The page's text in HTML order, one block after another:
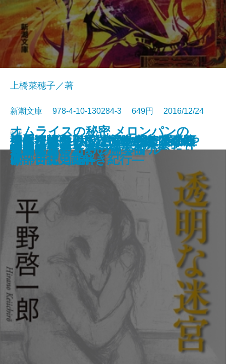
生れて来た以上は、生きねばなら
ぬ―漱石珠玉の言葉―
オムライスの秘密 メロンパンの
謎―人気メニュー誕生ものがたり
―
発掘狂騒史―「岩宿」から「神の
手」まで―
盲目的な恋と友情
少年探偵団―私立探偵 明智小五郎
―
銀婚式
眠れなくなる 夢十夜
芥川症
悟浄出立
炎路を行く者―守り人作品集―
上橋菜穂子／著
新潮文庫 978-4-10-130284-3 649円 2016/12/24
文庫
透明な迷宮
トワイライト・シャッフル
貘の檻
女王のポーカー
泣くなブタカン！～池谷美咲の演
劇部日誌～
消えた海洋王国 吉備物部一族の正
体―古代史謎解き紀行―
吾輩も猫である
身体巡礼―ドイツ・オーストリ
ア・チェコ編―
ポケット版 大阪名物―なにわみや
げ―
首折り男のための協奏曲